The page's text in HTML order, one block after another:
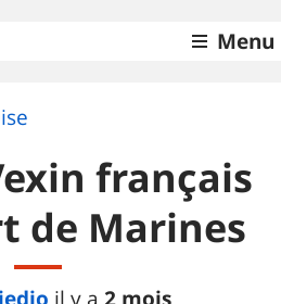
Menu
français
de Marines
2 mois